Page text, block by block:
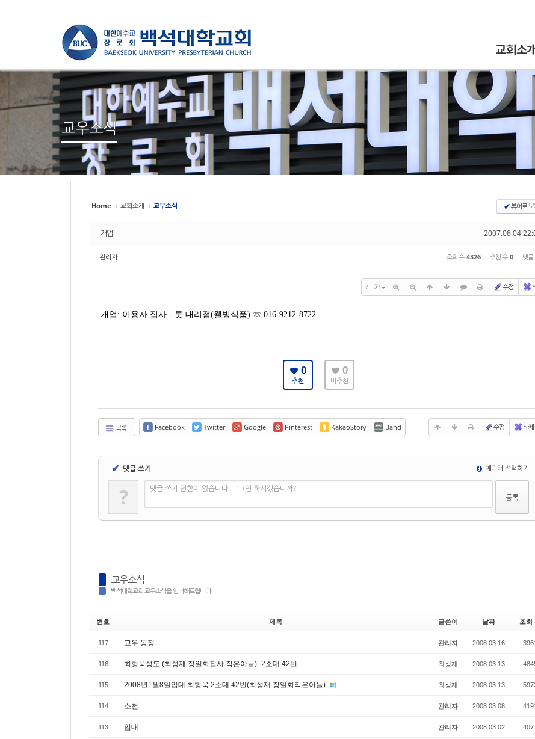
교회소
교우소식
Home 교회소개 교우소식 ✔뷰어로
2007.08.04
개업
관리자 조회 수 4326 추천 수 0 댓글
? 가 수정
개업: 이용자 집사 - 톳 대리점(웰빙식품) ☏ 016-9212-8722
0
추천
0
비추천
목록 Facebook Twitter Google Pinterest KakaoStory Band 수정 삭제
✔ 댓글 쓰기 에디터 선택하기
? 댓글 쓰기 권한이 없습니다. 로그인 하시겠습니까?
교우소식
백석대학교회 교우소식을 안내해드립니다.
번호 제목 글쓴이 날짜 조회
117 교우 동정 관리자 2008.03.16
116 최형욱성도 (최성재 장일화집사 작은아들) -2소대 42번 최성재 2008.03.13
115 2008년1월8일입대 최형욱 2소대 42번(최성재 장일화작은아들) 최성재 2008.03.13
114 소천 관리자 2008.03.08
113 입대 관리자 2008.03.02
스케치북5
Sketchbook5,
스케치북5
스케치북5
Sketchbook5,
스케치북5